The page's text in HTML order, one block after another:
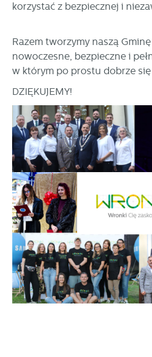
korzystać z bezpiecznej i
Razem tworzymy naszą
nowoczesne, bezpieczne i
w którym po prostu dobrze się
DZIĘKUJEMY!